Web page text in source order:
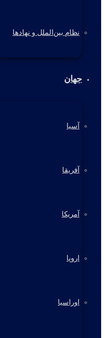
نظام بین‌الملل و نهادها
جهان
آسیا
آفریقا
آمریکا
اروپا
اوراسیا